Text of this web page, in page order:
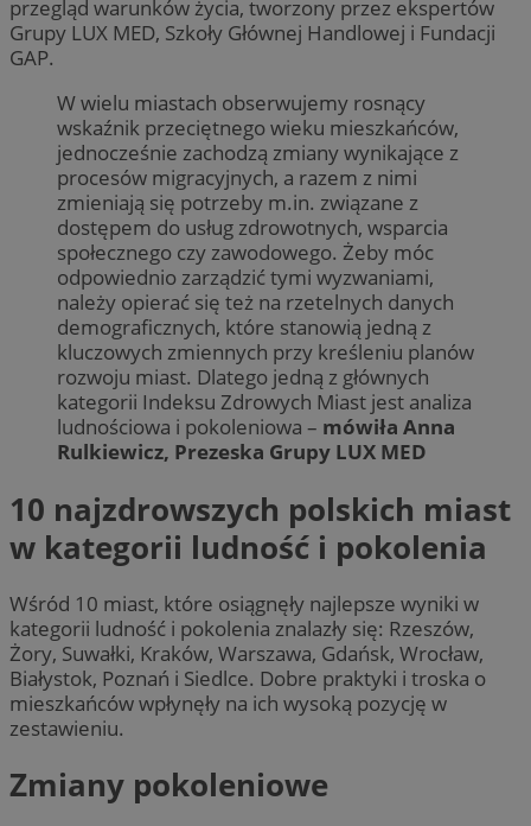
przegląd warunków życia, tworzony przez ekspertów
Grupy LUX MED, Szkoły Głównej Handlowej i Fundacji
GAP.
W wielu miastach obserwujemy rosnący
wskaźnik przeciętnego wieku mieszkańców,
jednocześnie zachodzą zmiany wynikające z
procesów migracyjnych, a razem z nimi
zmieniają się potrzeby m.in. związane z
dostępem do usług zdrowotnych, wsparcia
społecznego czy zawodowego. Żeby móc
odpowiednio zarządzić tymi wyzwaniami,
należy opierać się też na rzetelnych danych
demograficznych, które stanowią jedną z
kluczowych zmiennych przy kreśleniu planów
rozwoju miast. Dlatego jedną z głównych
kategorii Indeksu Zdrowych Miast jest analiza
ludnościowa i pokoleniowa – mówiła Anna
Rulkiewicz, Prezeska Grupy LUX MED
10 najzdrowszych polskich miast
w kategorii ludność i pokolenia
Wśród 10 miast, które osiągnęły najlepsze wyniki w
kategorii ludność i pokolenia znalazły się: Rzeszów,
Żory, Suwałki, Kraków, Warszawa, Gdańsk, Wrocław,
Białystok, Poznań i Siedlce. Dobre praktyki i troska o
mieszkańców wpłynęły na ich wysoką pozycję w
zestawieniu.
Zmiany pokoleniowe